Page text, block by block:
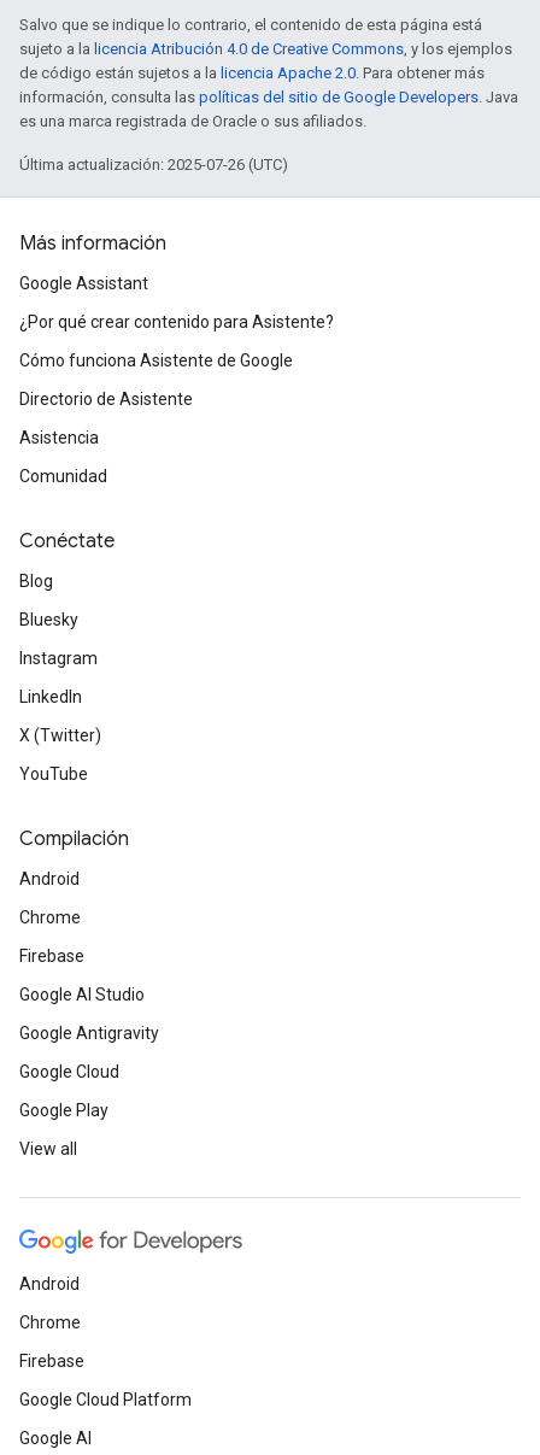
Salvo que se indique lo contrario, el contenido de esta página está
sujeto a la licencia Atribución 4.0 de Creative Commons, y los ejemplos
de código están sujetos a la licencia Apache 2.0. Para obtener más
información, consulta las políticas del sitio de Google Developers. Java
es una marca registrada de Oracle o sus afiliados.
Última actualización: 2025-07-26 (UTC)
Más información
Google Assistant
¿Por qué crear contenido para Asistente?
Cómo funciona Asistente de Google
Directorio de Asistente
Asistencia
Comunidad
Conéctate
Blog
Bluesky
Instagram
LinkedIn
X (Twitter)
YouTube
Compilación
Android
Chrome
Firebase
Google AI Studio
Google Antigravity
Google Cloud
Google Play
View all
Android
Chrome
Firebase
Google Cloud Platform
Google AI